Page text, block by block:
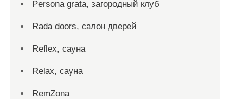
Persona grata, загородный клуб
Rada doors, салон дверей
Reflex, сауна
Relax, сауна
RemZona